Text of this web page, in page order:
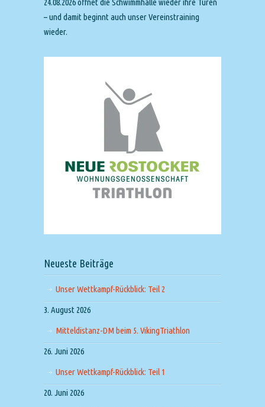
– und damit beginnt auch unser Vereinstraining
wieder.
Neueste Beiträge
Unser Wettkampf-Rückblick: Teil 2
3. August 2026
Mitteldistanz-DM beim 5. VikingTriathlon
26. Juni 2026
Unser Wettkampf-Rückblick: Teil 1
20. Juni 2026